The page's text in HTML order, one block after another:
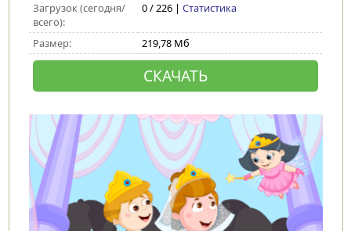
Загрузок (сегодня/
всего):
0 / 226 | Статистика
Размер: 219,78 Мб
СКАЧАТЬ